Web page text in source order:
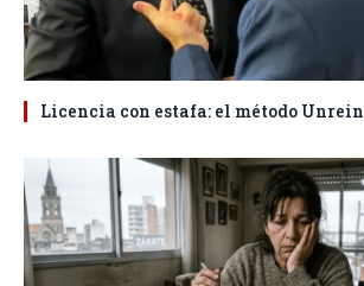
Licencia con estafa: el método Unrein